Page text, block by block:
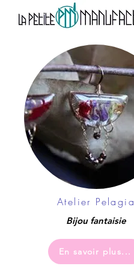
Atelier Pelagia
Bijou fantaisie
En savoir plus...